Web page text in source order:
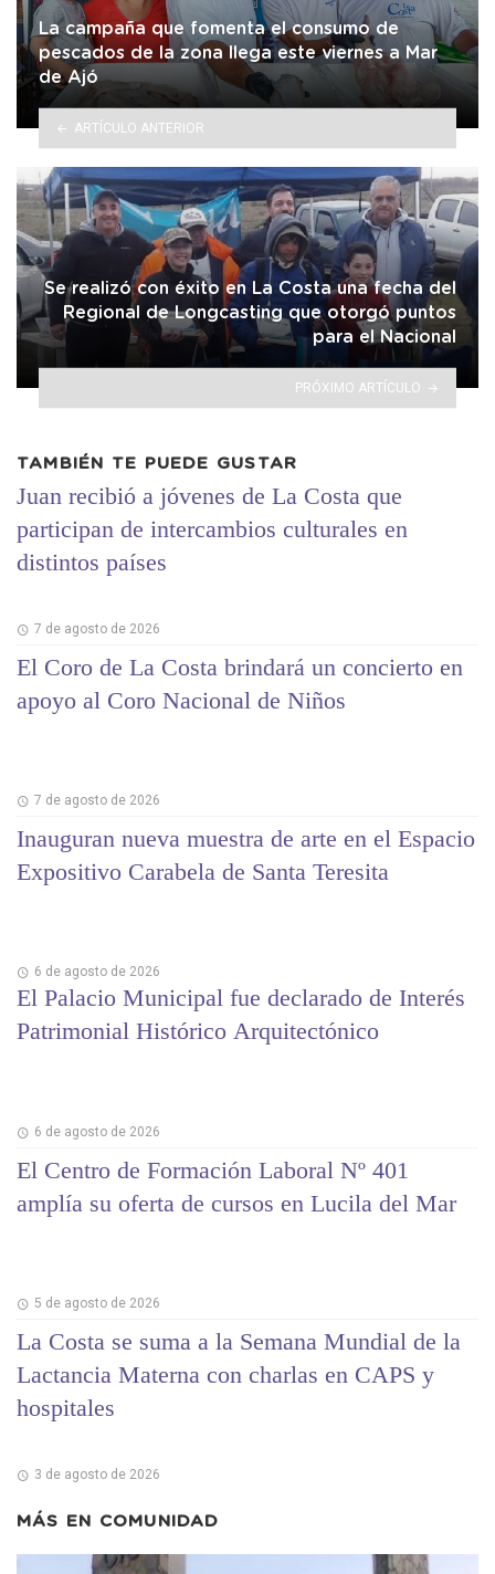
La campaña que fomenta el consumo de
pescados de la zona llega este viernes a Mar
de Ajó
ARTÍCULO ANTERIOR
Se realizó con éxito en La Costa una fecha del
Regional de Longcasting que otorgó puntos
para el Nacional
PRÓXIMO ARTÍCULO
TAMBIÉN TE PUEDE GUSTAR
Juan recibió a jóvenes de La Costa que
participan de intercambios culturales en
distintos países
7 de agosto de 2026
El Coro de La Costa brindará un concierto en
apoyo al Coro Nacional de Niños
7 de agosto de 2026
Inauguran nueva muestra de arte en el Espacio
Expositivo Carabela de Santa Teresita
6 de agosto de 2026
El Palacio Municipal fue declarado de Interés
Patrimonial Histórico Arquitectónico
6 de agosto de 2026
El Centro de Formación Laboral Nº 401
amplía su oferta de cursos en Lucila del Mar
5 de agosto de 2026
La Costa se suma a la Semana Mundial de la
Lactancia Materna con charlas en CAPS y
hospitales
3 de agosto de 2026
MÁS EN COMUNIDAD